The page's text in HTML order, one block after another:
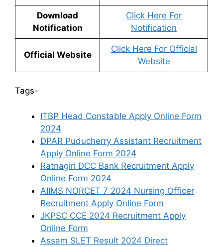
Download
Notification
Click Here For
Notification
Official Website
Click Here For Official
Website
Tags-
ITBP Head Constable Apply Online Form
2024
DPAR Puducherry Assistant Recruitment
Apply Online Form 2024
Ratnagiri DCC Bank Recruitment Apply
Online Form 2024
AIIMS NORCET 7 2024 Nursing Officer
Recruitment Apply Online Form
JKPSC CCE 2024 Recruitment Apply
Online Form
Assam SLET Result 2024 Direct